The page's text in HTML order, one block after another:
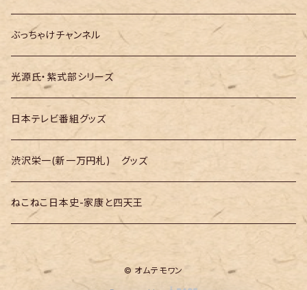
大河ドラマ「豊臣兄弟！」
テレ朝「バナナTV」
ぶっちゃけチャンネル
光源氏・紫式部シリーズ
日本テレビ番組グッズ
渋沢栄一(新一万円札) グッズ
ねこねこ日本史-家康と四天王
© オムテモワン